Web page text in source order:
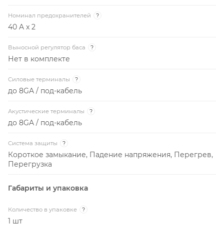
Номинал предохранителей ?
40 A x 2
Выносной регулятор баса ?
Нет в комплекте
Силовые терминалы ?
до 8GA / под-кабель
Акустические терминалы ?
до 8GA / под-кабель
Система защиты ?
Короткое замыкание, Падение напряжения, Перегрев,
Перегрузка
Габариты и упаковка
Количество в упаковке ?
1 шт